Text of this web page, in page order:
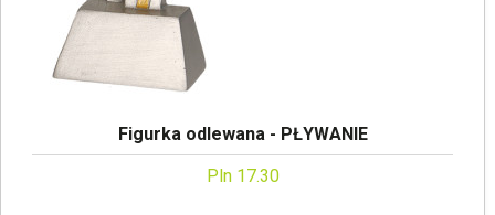
Figurka odlewana - PŁYWANIE
Pln 17.30